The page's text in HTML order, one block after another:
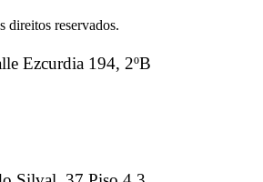
direitos reservados.
Ezcurdia 194, 2ºB